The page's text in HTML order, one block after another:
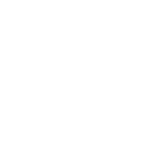
правового анализа;